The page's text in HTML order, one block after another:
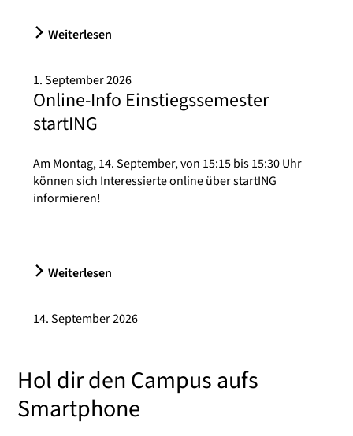
Weiterlesen
1. September 2026
Online-Info Einstiegssemester
startING
Am Montag, 14. September, von 15:15 bis 15:30 Uhr
können sich Interessierte online über startING
informieren!
Weiterlesen
14. September 2026
Hol dir den Campus aufs
Smartphone